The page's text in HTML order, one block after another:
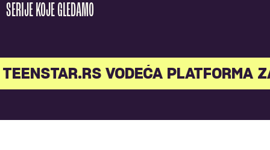
SERIJE KOJE GLEDAMO
VODEĆA PLATFORMA